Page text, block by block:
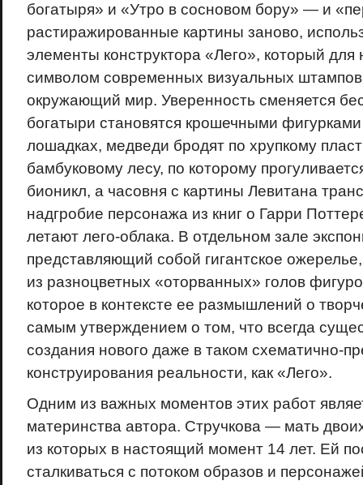
богатыря» и «Утро в сосновом бору» — и
растиражированные картины заново,
элементы конструктора «Лего», который для
символом современных визуальных
окружающий мир. Уверенность сменяется
богатыри становятся крошечными
лошадках, медведи бродят по хрупкому
бамбуковому лесу, по которому
бионикл, а часовня с картины Левитана
надгробие персонажа из книг о Гарри
летают лего-облака. В отдельном зале
представляющий собой гигантское
из разно­цветных «оторванных» голов
которое в контексте ее размышлений о
самым утверждением о том, что всегда
создания нового даже в таком схематично-
конструирования реальности, как «Лего».
Одним из важных моментов этих работ
материнства автора. Стручкова — мать
из которых в настоящий момент 14 лет. Ей
сталкиваться с потоком образов и